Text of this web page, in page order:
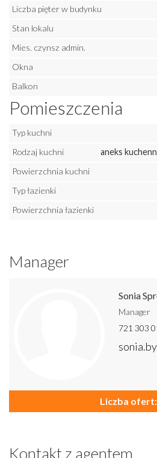
Liczba pięter w budynku
Stan lokalu
Mies. czynsz admin.
Okna
Balkon
Pomieszczenia
Typ kuchni
Rodzaj kuchni
aneks
Powierzchnia kuchni
Typ łazienki
Powierzchnia łazienki
Manager
Sonia
Manager
721 303
Liczba
Kontakt z agentem